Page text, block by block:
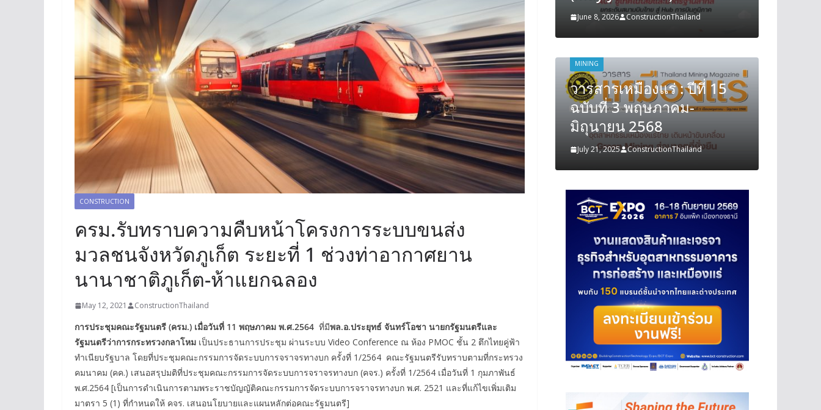
CONSTRUCTION
ครม.รับทราบความคืบหน้าโครงการระบบขนส่ง
มวลชนจังหวัดภูเก็ต ระยะที่ 1 ช่วงท่าอากาศยาน
นานาชาติภูเก็ต-ห้าแยกฉลอง
May 12, 2021 ConstructionThailand
การประชุมคณะรัฐมนตรี (ครม.) เมื่อวันที่ 11 พฤษภาคม พ.ศ.2564 ที่มีพล.อ.ประยุทธ์ จันทร์โอชา นายกรัฐมนตรีและ
รัฐมนตรีว่าการกระทรวงกลาโหม เป็นประธานการประชุม ผ่านระบบ Video Conference ณ ห้อง PMOC ชั้น 2 ตึกไทยคู่ฟ้า
ทำเนียบรัฐบาล โดยที่ประชุมคณะกรรมการจัดระบบการจราจรทางบก ครั้งที่ 1/2564 คณะรัฐมนตรีรับทราบตามที่กระทรวง
คมนาคม (คค.) เสนอสรุปมติที่ประชุมคณะกรรมการจัดระบบการจราจรทางบก (คจร.) ครั้งที่ 1/2564 เมื่อวันที่ 1 กุมภาพันธ์
พ.ศ.2564 [เป็นการดำเนินการตามพระราชบัญญัติคณะกรรมการจัดระบบการจราจรทางบก พ.ศ. 2521 และที่แก้ไขเพิ่มเติม
มาตรา 5 (1) ที่กำหนดให้ คจร. เสนอนโยบายและแผนหลักต่อคณะรัฐมนตรี]
June 8, 2026 ConstructionThailand June 8, 2026 ConstructionThailand
MINING
วารสารเหมืองแร่ : ปีที่ 15
ฉบับที่ 3 พฤษภาคม-
มิถุนายน 2568
July 21, 2025 ConstructionThailand
MINING
วารสารเหมืองแร่ : ปีที่ 15
ฉบับที่ 3 พฤษภาคม-
มิถุนายน 2568
July 21, 2025 ConstructionThailand